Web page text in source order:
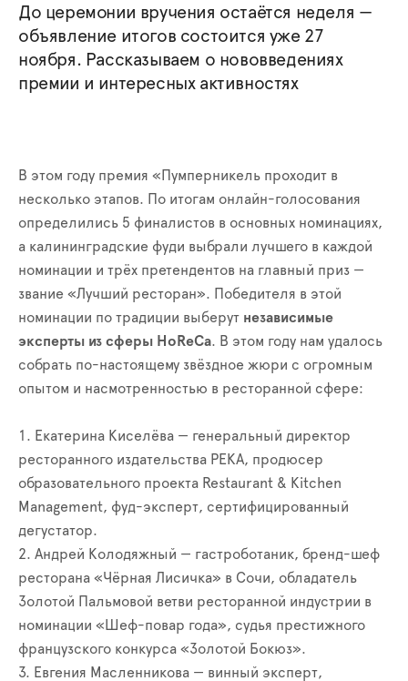
До церемонии вручения остаётся неделя —
объявление итогов состоится уже 27
ноября. Рассказываем о нововведениях
премии и интересных активностях
В этом году премия «Пумперникель проходит в
несколько этапов. По итогам онлайн-голосования
определились 5 финалистов в основных номинациях,
а калининградские фуди выбрали лучшего в каждой
номинации и трёх претендентов на главный приз —
звание «Лучший ресторан». Победителя в этой
номинации по традиции выберут независимые
эксперты из сферы HoReCa. В этом году нам удалось
собрать по-настоящему звёздное жюри с огромным
опытом и насмотренностью в ресторанной сфере:
1. Екатерина Киселёва — генеральный директор
ресторанного издательства РЕКА, продюсер
образовательного проекта Restaurant & Kitchen
Management, фуд-эксперт, сертифицированный
дегустатор.
2. Андрей Колодяжный — гастроботаник, бренд-шеф
ресторана «Чёрная Лисичка» в Сочи, обладатель
Золотой Пальмовой ветви ресторанной индустрии в
номинации «Шеф-повар года», судья престижного
французского конкурса «Золотой Бокюз».
3. Евгения Масленникова — винный эксперт,